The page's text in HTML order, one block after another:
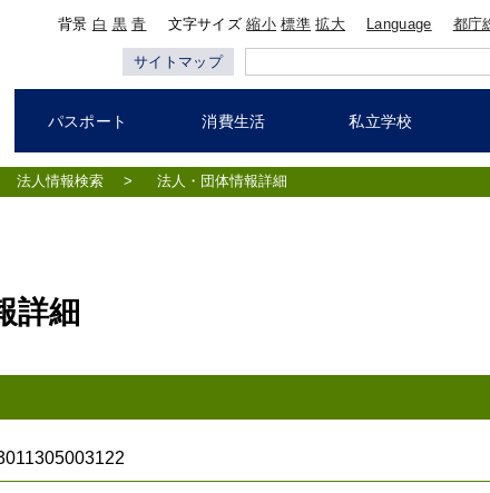
背景 白 黒 青 文字サイズ縮小 標準 拡大 Language 都庁
サイトマップ
パスポート 消費生活 私立学校
法人情報検索 > 法人・団体情報詳細
詳細